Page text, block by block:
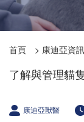
首頁 > 康迪亞資訊
了解與管理貓
康迪亞獸醫